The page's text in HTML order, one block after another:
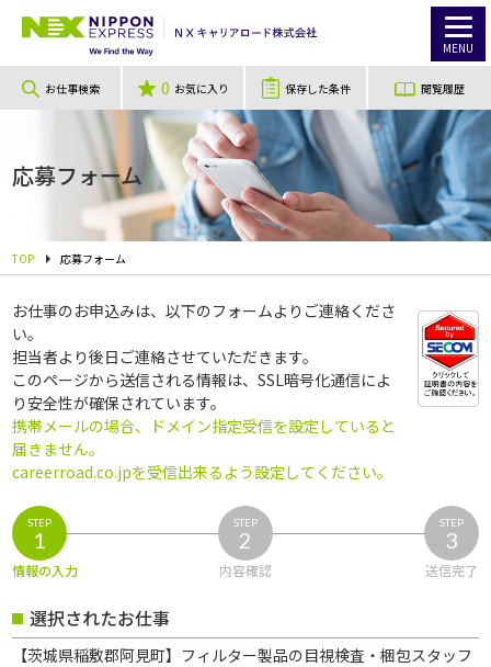
MENU
お仕事検索 0 お気に入り 保存した条件 閲覧履歴
応募フォーム
TOP 応募フォーム
お仕事のお申込みは、以下のフォームよりご連絡くださ
い。
担当者より後日ご連絡させていただきます。
このページから送信される情報は、SSL暗号化通信によ
り安全性が確保されています。
携帯メールの場合、ドメイン指定受信を設定していると
届きません。
careerroad.co.jpを受信出来るよう設定してください。
STEP
1
情報の入力
STEP
2
内容確認
STEP
3
送信完了
選択されたお仕事
【茨城県稲敷郡阿見町】フィルター製品の目視検査・梱包スタッフ